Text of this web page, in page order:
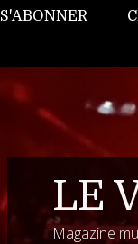
S'ABONNER
LE
Magazine